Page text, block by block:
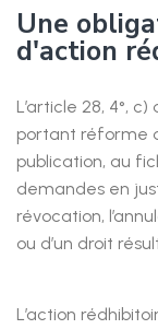
Une
d'action
L’article 28, 4°,
portant réforme
publication, au
demandes en
révocation,
ou d’un droit
L’action